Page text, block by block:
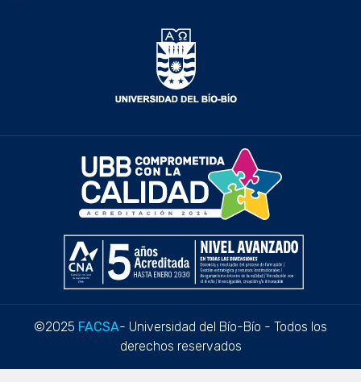
©2025 FACSA- Universidad del Bío-Bío - Todos los
derechos reservados